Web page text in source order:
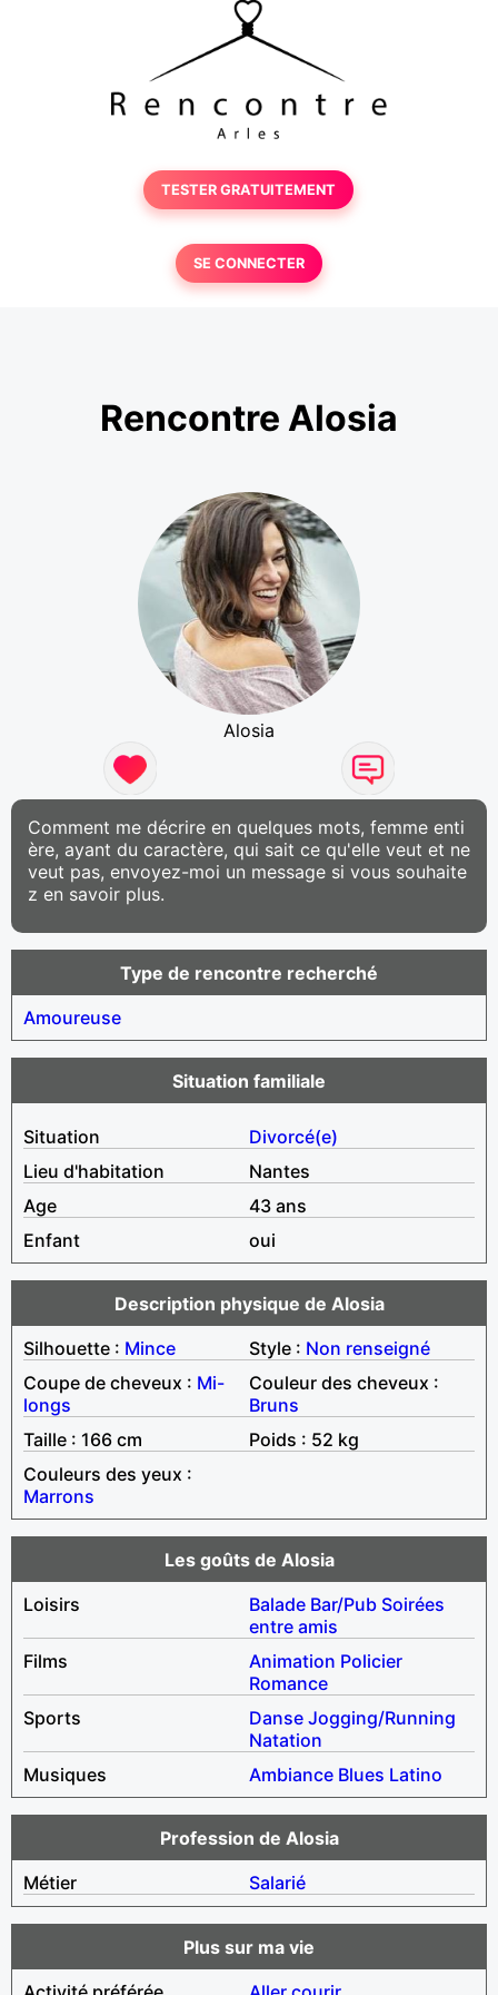
TESTER GRATUITEMENT
SE CONNECTER
Rencontre Alosia
Alosia
Comment me décrire en quelques mots, femme enti
ère, ayant du caractère, qui sait ce qu'elle veut et ne
veut pas, envoyez-moi un message si vous souhaite
z en savoir plus.
Type de rencontre recherché
Amoureuse
Situation familiale
Situation
Divorcé(e)
Lieu d'habitation
Nantes
Age
43 ans
Enfant
oui
Description physique de Alosia
Silhouette : Mince Style : Non renseigné
Coupe de cheveux : Mi-
longs
Couleur des cheveux :
Bruns
Taille : 166 cm
Poids : 52 kg
Couleurs des yeux :
Marrons
Les goûts de Alosia
Loisirs
Balade Bar/Pub Soirées
entre amis
Films
Animation Policier
Romance
Sports
Danse Jogging/Running
Natation
Musiques
Ambiance Blues Latino
Profession de Alosia
Métier
Salarié
Plus sur ma vie